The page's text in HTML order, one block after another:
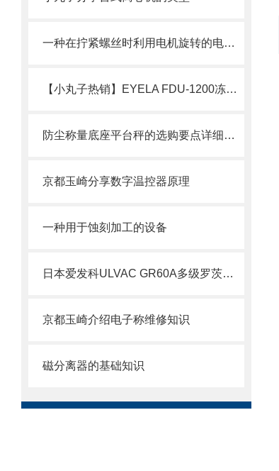
一种在拧紧螺丝时利用电机旋转的电动工具
【小丸子热销】EYELA FDU-1200冻干设备，中药
防尘称量底座平台秤的选购要点详细分析
京都玉崎分享数字温控器原理
一种用于蚀刻加工的设备
日本爱发科ULVAC GR60A多级罗茨型干式真空泵技术介绍
京都玉崎介绍电子称维修知识
磁分离器的基础知识